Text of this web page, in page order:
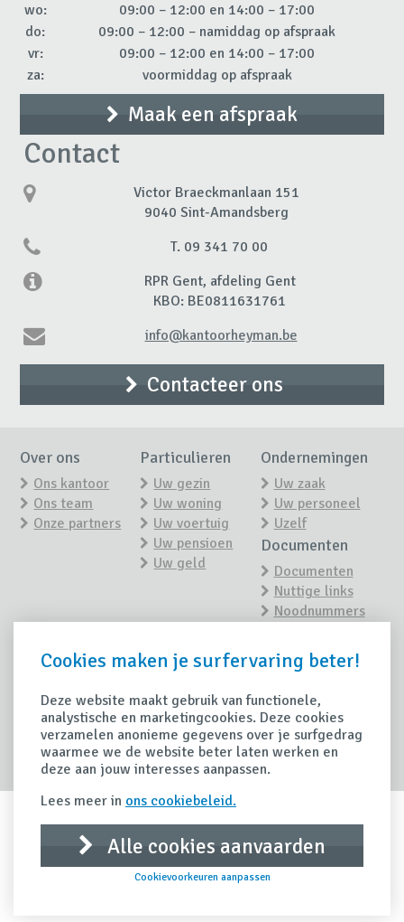
wo:
09:00 – 12:00 en 14:00 – 17:00
do:
09:00 – 12:00 – namiddag op afspraak
vr:
09:00 – 12:00 en 14:00 – 17:00
za:
voormiddag op afspraak
Maak een afspraak
Contact
Victor Braeckmanlaan 151
9040 Sint-Amandsberg
T. 09 341 70 00
RPR Gent, afdeling Gent
KBO: BE0811631761
info@kantoorheyman.be
Contacteer ons
Over ons
Ons kantoor
Ons team
Onze partners
Particulieren
Uw gezin
Uw woning
Uw voertuig
Uw pensioen
Uw geld
Ondernemingen
Uw zaak
Uw personeel
Uzelf
Documenten
Documenten
Nuttige links
Noodnummers
Tips
Handige tips
Contacteer ons
afspraak
Schade
Schade
aangeven
IDD Richtlijn Privacy clausule
Disclaimer
Duurzaamheidsbeleid
Cookies maken je surfervaring beter!
Deze website maakt gebruik van functionele,
analystische en marketingcookies. Deze cookies
verzamelen anonieme gegevens over je surfgedrag
waarmee we de website beter laten werken en
deze aan jouw interesses aanpassen.
Lees meer in ons cookiebeleid.
Alle cookies aanvaarden
Cookievoorkeuren aanpassen